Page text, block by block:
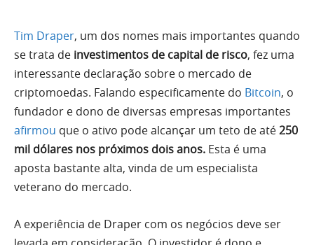
Tim Draper, um dos nomes mais importantes quando
se trata de investimentos de capital de risco, fez uma
interessante declaração sobre o mercado de
criptomoedas. Falando especificamente do Bitcoin, o
fundador e dono de diversas empresas importantes
afirmou que o ativo pode alcançar um teto de até250
mil dólares nos próximos dois anos. Esta é uma
aposta bastante alta, vinda de um especialista
veterano do mercado.
A experiência de Draper com os negócios deve ser